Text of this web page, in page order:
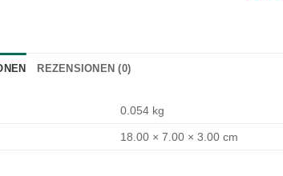
REZENSIONEN (0)
0.054 kg
18.00 × 7.00 × 3.00 cm